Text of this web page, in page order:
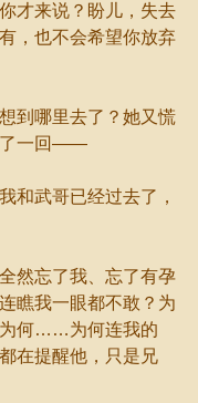
才来说？盼儿，失去
，也不会希望你放弃
哪里去了？她又慌
了一回——
武哥已经过去了，
忘了我、忘了有孕
瞧我一眼都不敢？为
为何……为何连我的
在提醒他，只是兄